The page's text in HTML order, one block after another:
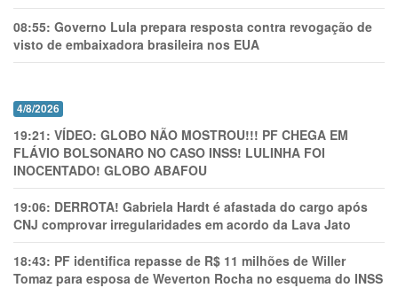
08:55: Governo Lula prepara resposta contra revogação de
visto de embaixadora brasileira nos EUA
4/8/2026
19:21: VÍDEO: GLOBO NÃO MOSTROU!!! PF CHEGA EM
FLÁVIO BOLSONARO NO CASO INSS! LULINHA FOI
INOCENTADO! GLOBO ABAFOU
19:06: DERROTA! Gabriela Hardt é afastada do cargo após
CNJ comprovar irregularidades em acordo da Lava Jato
18:43: PF identifica repasse de R$ 11 milhões de Willer
Tomaz para esposa de Weverton Rocha no esquema do INSS